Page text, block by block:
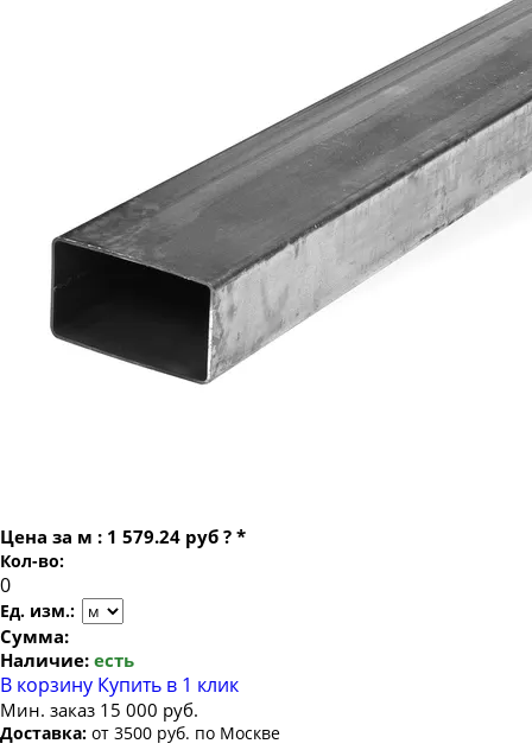
Труба профильная 50х40
Труба профильная 60х20
Труба профильная 60х30
Труба профильная 60х40
Труба профильная 70х20
Труба профильная 70х30
Труба профильная 70х40
Труба профильная 100х40
Труба профильная 100х60
Труба профильная 100х80
Труба профильная 110х30
Труба профильная 120х30
Цена за м : 1 579.24 руб ? *
Кол-во:
Ед. изм.:
Сумма:
Наличие: есть
В корзину Купить в 1 клик
Мин. заказ 15 000 руб.
Доставка: от 3500 руб. по Москве